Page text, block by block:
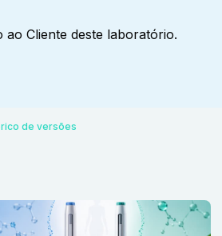
Cliente deste laboratório.
de versões